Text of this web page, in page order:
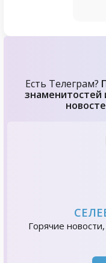
Есть Телеграм?
знаменитостей
Горячие